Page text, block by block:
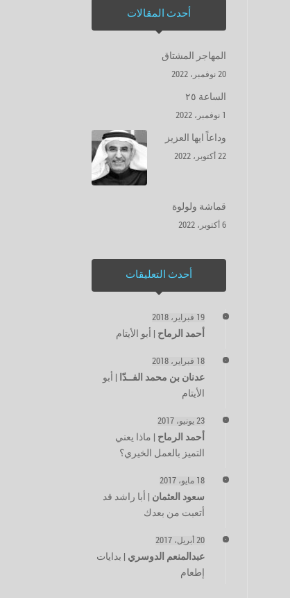
أحدث المقالات
المهاجر المشتاق
20 نوفمبر، 2022
الساعة ٢٥
1 نوفمبر، 2022
وداعاً ايها العزيز
22 أكتوبر، 2022
قماشة ولولوة
6 أكتوبر، 2022
أحدث التعليقات
19 فبراير، 2018
أحمد الرماح أبو الأيتام
18 فبراير، 2018
عدنان بن محمد الفــدّا
أبو
الأيتام
23 يونيو، 2017
أحمد الرماح
ماذا يعني
التميز بالعمل الخيري؟
18 مايو، 2017
سعود العثمان
أبا راشد قد
أتعبت من بعدك
20 أبريل، 2017
عبدالمنعم الدوسري
بدايات
إطعام